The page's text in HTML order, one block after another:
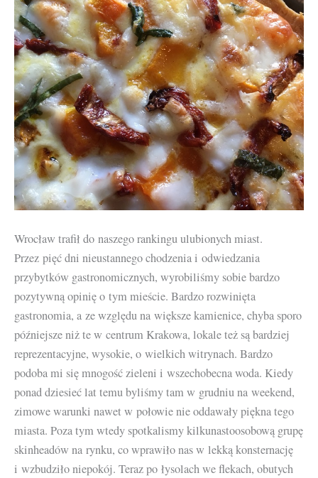
Wrocław trafił do naszego rankingu ulubionych miast.
Przez pięć dni nieustannego chodzenia i odwiedzania
przybytków gastronomicznych, wyrobiliśmy sobie bardzo
pozytywną opinię o tym mieście. Bardzo rozwinięta
gastronomia, a ze względu na większe kamienice, chyba sporo
późniejsze niż te w centrum Krakowa, lokale też są bardziej
reprezentacyjne, wysokie, o wielkich witrynach. Bardzo
podoba mi się mnogość zieleni i wszechobecna woda. Kiedy
ponad dziesieć lat temu byliśmy tam w grudniu na weekend,
zimowe warunki nawet w połowie nie oddawały piękna tego
miasta. Poza tym wtedy spotkalismy kilkunastoosobową grupę
skinheadów na rynku, co wprawiło nas w lekką konsternację
i wzbudziło niepokój. Teraz po łysolach we flekach, obutych